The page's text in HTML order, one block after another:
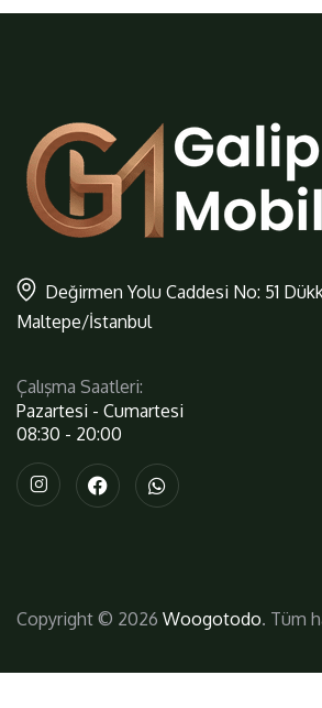
Değirmen Yolu Caddesi No: 51
Maltepe/İstanbul
Çalışma Saatleri:
Pazartesi - Cumartesi
08:30 - 20:00
Copyright © 2026 Woogotodo. Tüm